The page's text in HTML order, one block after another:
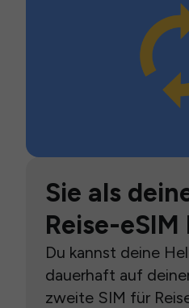
Sie als
Reise-
Du kannst deine
dauerhaft auf
zweite SIM für